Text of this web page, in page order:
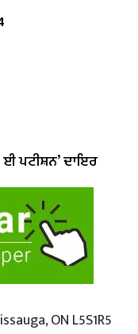
ਈ ਪਟੀਸ਼ਨ’ ਦਾਇਰ
ON L5S1R5